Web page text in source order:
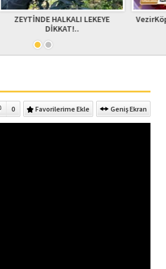
ZEYTİNDE HALKALI LEKEYE
DİKKAT!..
VezirKöprü
0 Favorilerime Ekle Geniş Ekran